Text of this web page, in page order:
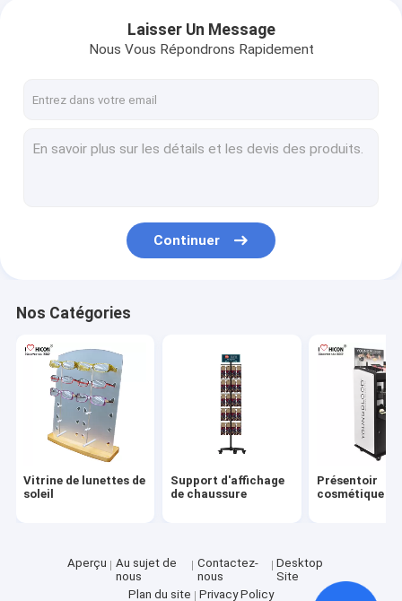
Supports métalliques à affichage
rayonnage au détail de gondole
support d'affichage de fileur
Rayonnage de magasin
Affichage de carton
Laisser Un Message
Nous Vous Répondrons Rapidement
Continuer
Nos Catégories
Vitrine de lunettes de
soleil
Support d'affichage
de chaussure
Présentoir
cosmétique
Aperçu
Au sujet de
nous
Contactez-
nous
Desktop
Site
Plan du site
Privacy Policy